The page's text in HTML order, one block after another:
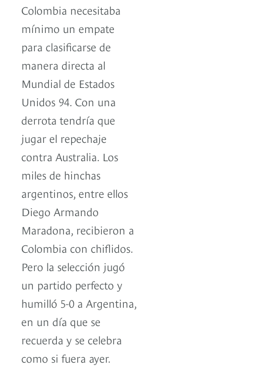
Colombia necesitaba
mínimo un empate
para clasificarse de
manera directa al
Mundial de Estados
Unidos 94. Con una
derrota tendría que
jugar el repechaje
contra Australia. Los
miles de hinchas
argentinos, entre ellos
Diego Armando
Maradona, recibieron a
Colombia con chiflidos.
Pero la selección jugó
un partido perfecto y
humilló 5-0 a Argentina,
en un día que se
recuerda y se celebra
como si fuera ayer.